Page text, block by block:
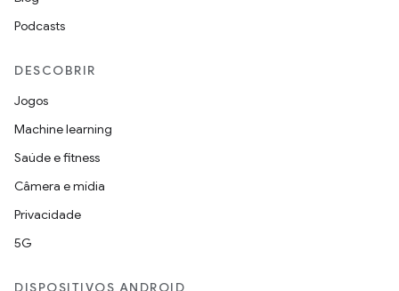
Podcasts
DESCOBRIR
Jogos
Machine learning
Saúde e fitness
Câmera e mídia
Privacidade
5G
DISPOSITIVOS ANDROID